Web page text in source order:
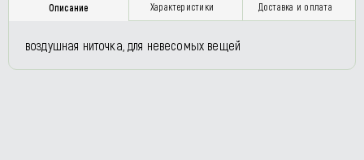
Описание Характеристики Доставка и оплата
воздушная ниточка, для невесомых вещей